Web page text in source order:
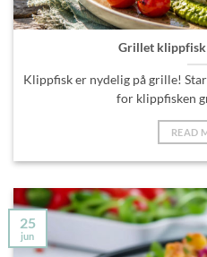
Grillet klippfisk
Klippfisk er nydelig på grille!
for klippfisken
READ
25
jun